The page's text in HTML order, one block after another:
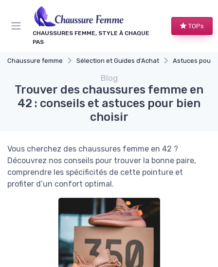
CHAUSSURES FEMME, STYLE À CHAQUE
PAS
TOPs
Chaussure femme Sélection et Guides d'Achat Astuces pour
Blog
Trouver des chaussures femme en
42 : conseils et astuces pour bien
choisir
Vous cherchez des chaussures femme en 42 ?
Découvrez nos conseils pour trouver la bonne paire,
comprendre les spécificités de cette pointure et
profiter d’un confort optimal.
Panneau de gestion des cookies